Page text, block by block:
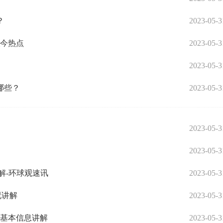
2023-05-
热点 2023-05-
2023-05-
些？ 2023-05-
2023-05-
2023-05-
-环球观速讯 2023-05-
讲解 2023-05-
本信息讲解 2023-05-